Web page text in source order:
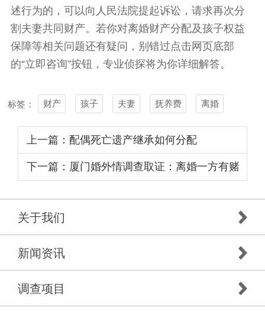
述行为的，可以向人民法院提起诉讼，请求再次分
割夫妻共同财产。若你对离婚财产分配及孩子权益
保障等相关问题还有疑问，别错过点击网页底部
的“立即咨询”按钮，专业侦探将为你详细解答。
标签： 财产 孩子 夫妻 抚养费 离婚
上一篇：配偶死亡遗产继承如何分配
下一篇：厦门婚外情调查取证：离婚一方有赌
关于我们
新闻资讯
调查项目